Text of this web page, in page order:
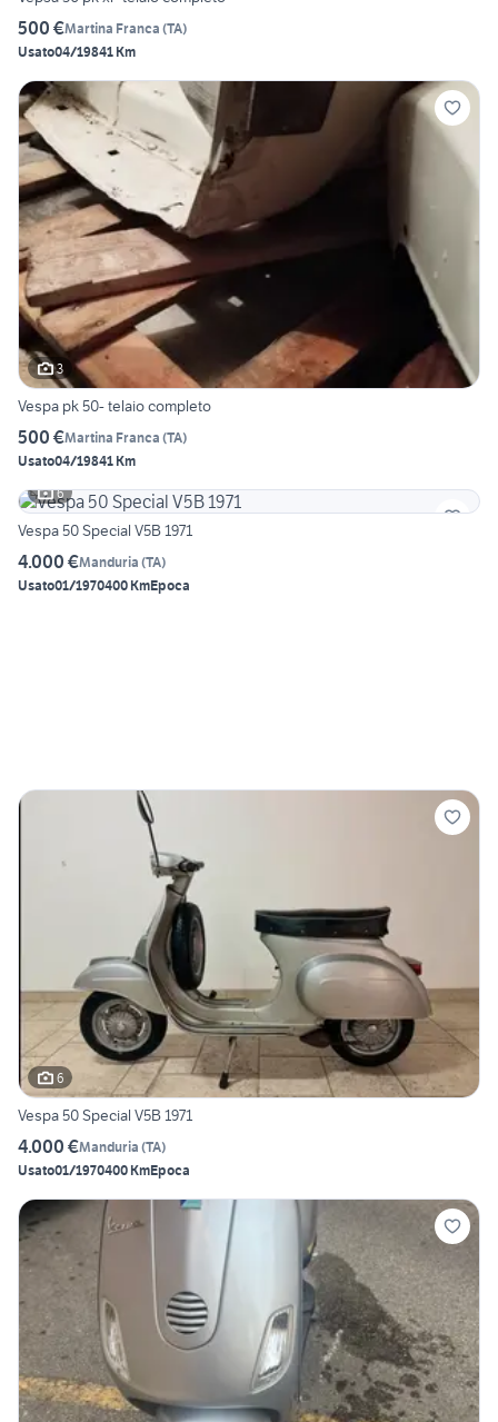
500 €Martina Franca (TA)
Usato04/19841 Km
3
Vespa pk 50- telaio completo
500 €Martina Franca (TA)
Usato04/19841 Km
6
Vespa 50 Special V5B 1971
4.000 €Manduria (TA)
Usato01/1970400 KmEpoca
6
Vespa 50 Special V5B 1971
4.000 €Manduria (TA)
Usato01/1970400 KmEpoca